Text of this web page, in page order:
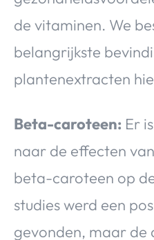
de vitaminen. We
belangrijkste
plantenextracten
Beta-caroteen: Er
naar de effecten
beta-caroteen op
studies werd een
gevonden, maar de